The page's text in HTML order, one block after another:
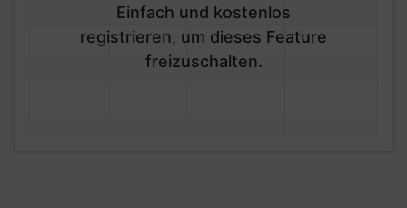
Einfach und kostenlos
registrieren, um dieses Feature
freizuschalten.